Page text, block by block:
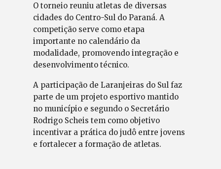
O torneio reuniu atletas de diversas
cidades do Centro-Sul do Paraná. A
competição serve como etapa
importante no calendário da
modalidade, promovendo integração e
desenvolvimento técnico.
A participação de Laranjeiras do Sul faz
parte de um projeto esportivo mantido
no município e segundo o Secretário
Rodrigo Scheis tem como objetivo
incentivar a prática do judô entre jovens
e fortalecer a formação de atletas.